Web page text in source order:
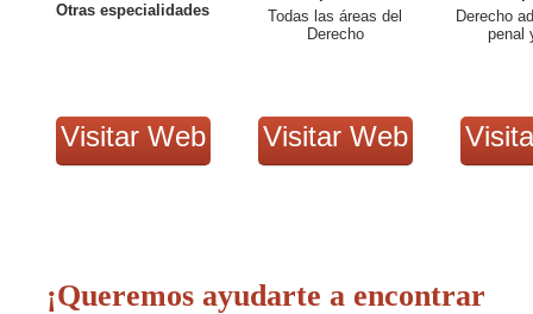
Otras especialidades
Visitar Web
Todas las áreas del
Derecho
Visitar Web
Derecho
penal
¡Queremos ayudarte a encontrar